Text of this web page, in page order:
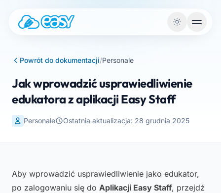
Powrót do dokumentacji/Personale
Jak wprowadzić usprawiedliwienie
edukatora z aplikacji Easy Staff
Personale Ostatnia aktualizacja: 28 grudnia 2025
Aby wprowadzić usprawiedliwienie jako edukator,
po zalogowaniu się do Aplikacji Easy Staff, przejdź